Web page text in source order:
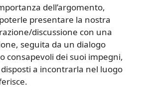
dell’argomento,
presentare la nostra
discussione con una
seguita da un dialogo
consapevoli dei suoi impegni,
a incontrarla nel luogo